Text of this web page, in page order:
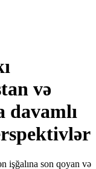
və
davamlı
işğalına son qoyan və